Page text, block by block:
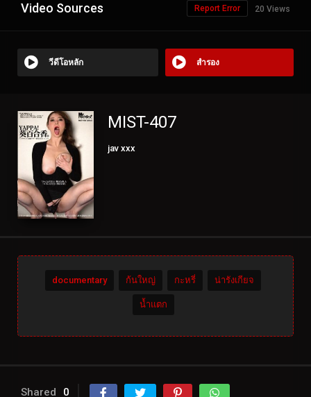
Video Sources 20 Views
Report Error
วีดีโอหลัก สำรอง
MIST-407
jav xxx
documentary ก้นใหญ่ กะหรี่ น่ารังเกียจ
น้ำแตก
Shared 0